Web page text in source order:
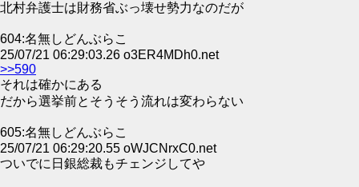
北村弁護士は財務省ぶっ壊せ勢力なのだが
604:名無しどんぶらこ
25/07/21 06:29:03.26 o3ER4MDh0.net
>>590
それは確かにある
だから選挙前とそうそう流れは変わらない
605:名無しどんぶらこ
25/07/21 06:29:20.55 oWJCNrxC0.net
ついでに日銀総裁もチェンジしてや